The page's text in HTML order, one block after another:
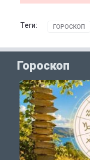
Теги: ГОРОСКОП
Гороскоп